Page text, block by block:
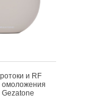
и RF
омоложения